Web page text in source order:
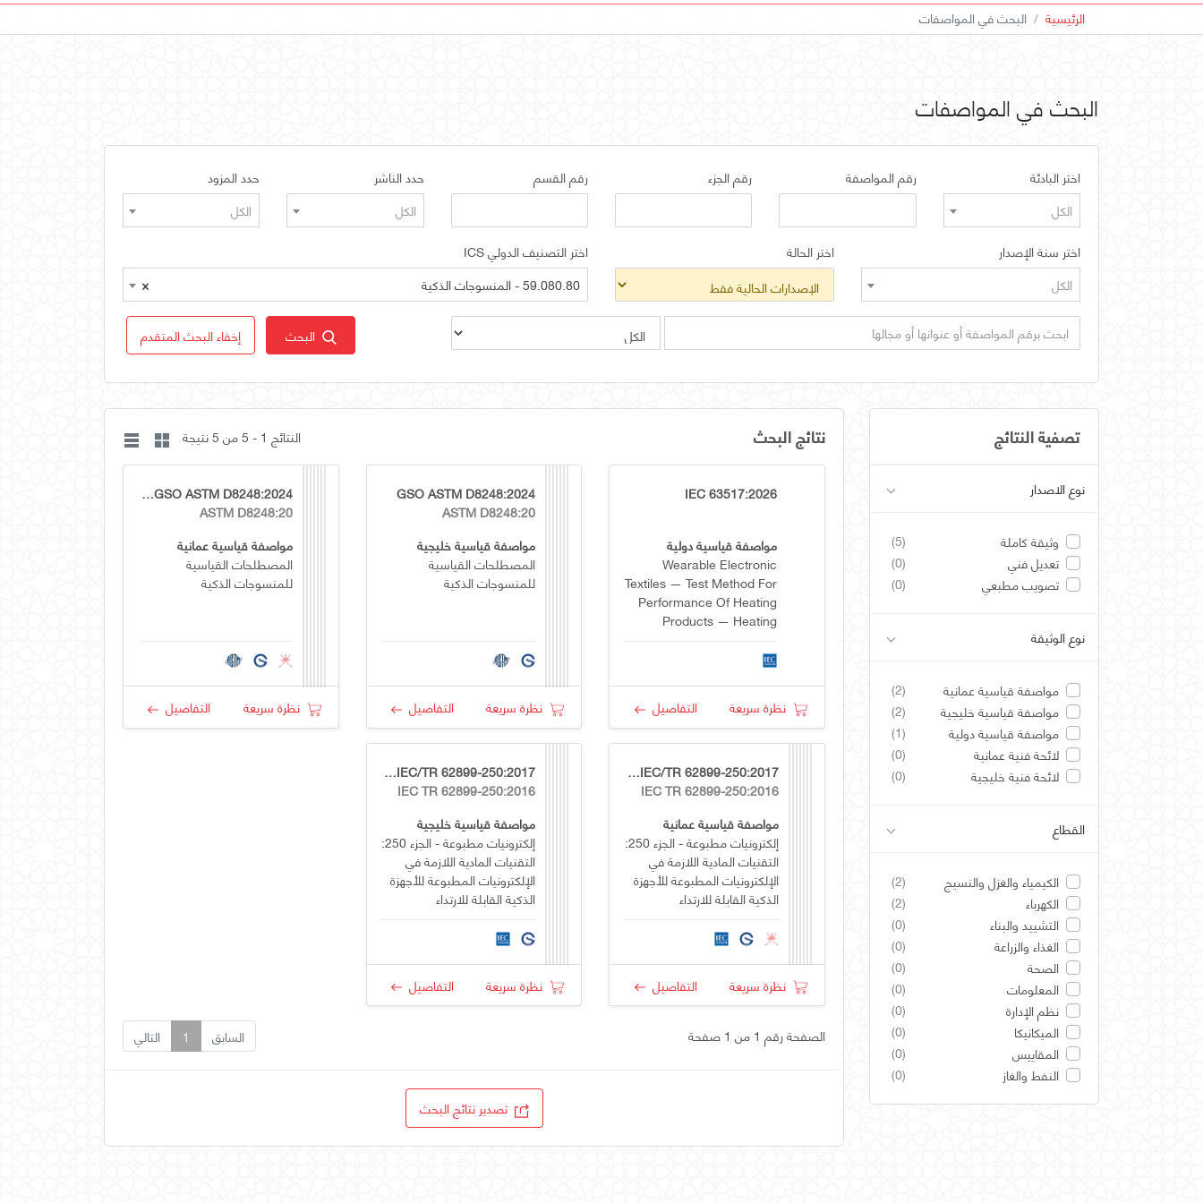
الرئيسية البحث في المواصفات
البحث في المواصفات
اختر البادئة
الكل
رقم المواصفة رقم الجزء رقم القسم
حدد الناشر
الكل
حدد المزود
الكل
اختر سنة الإصدار
الكل
اختر الحالة
اختر التصنيف الدولي ICS
×
59.080.80 - المنسوجات الذكية
البحث إخفاء البحث المتقدم
تصفية النتائج
نوع الاصدار
وثيقة كاملة
(5)
تعديل فني
(0)
تصويب مطبعي
(0)
نوع الوثيقة
مواصفة قياسية عمانية
(2)
مواصفة قياسية خليجية
(2)
مواصفة قياسية دولية
(1)
لائحة فنية عمانية
(0)
لائحة فنية خليجية
(0)
القطاع
الكيمياء والغزل والنسيج
(2)
الكهرباء
(2)
التشييد والبناء
(0)
الغذاء والزراعة
(0)
الصحة
(0)
المعلومات
(0)
نظم الإدارة
(0)
الميكانيكا
(0)
المقاييس
(0)
النفط والغاز
(0)
نتائج البحث النتائج 1 - 5 من 5 نتيجة
IEC 63517:2026
مواصفة قياسية دولية
Wearable Electronic
Textiles — Test Method For
Performance Of Heating
Products — Heating
Consumption
نظرة سريعة التفاصيل
GSO ASTM D8248:2024
ASTM D8248:20
مواصفة قياسية خليجية
المصطلحات القياسية
للمنسوجات الذكية
نظرة سريعة التفاصيل
OS GSO ASTM D8248:2024
ASTM D8248:20
مواصفة قياسية عمانية
المصطلحات القياسية
للمنسوجات الذكية
نظرة سريعة التفاصيل
OS GSO IEC/TR 62899-250:2017
IEC TR 62899-250:2016
مواصفة قياسية عمانية
إلكترونيات مطبوعة - الجزء 250:
التقنيات المادية اللازمة في
الإلكترونيات المطبوعة للأجهزة
الذكية القابلة للارتداء
نظرة سريعة التفاصيل
GSO IEC/TR 62899-250:2017
IEC TR 62899-250:2016
مواصفة قياسية خليجية
إلكترونيات مطبوعة - الجزء 250:
التقنيات المادية اللازمة في
الإلكترونيات المطبوعة للأجهزة
الذكية القابلة للارتداء
نظرة سريعة التفاصيل
الصفحة رقم 1 من 1 صفحة السابق 1 التالي
تصدير نتائج البحث